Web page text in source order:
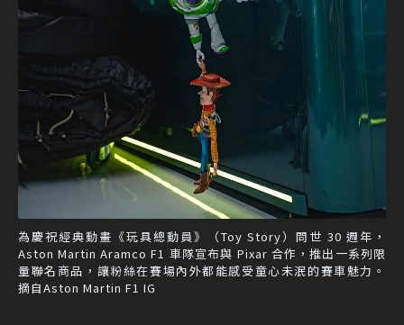
為慶祝經典動畫《玩具總動員》（Toy Story）問世 30 週年，
Aston Martin Aramco F1 車隊宣布與 Pixar 合作，推出一系列限
量聯名商品，讓粉絲在賽場內外都能感受童心未泯的賽車魅力。
摘自Aston Martin F1 IG